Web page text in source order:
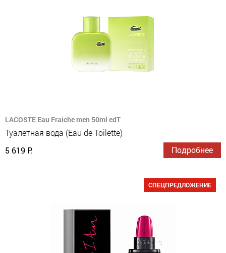
LACOSTE Eau Fraiche men 50ml edT
Туалетная вода (Eau de Toilette)
5 619 Р.
Подробнее
СПЕЦПРЕДЛОЖЕНИЕ